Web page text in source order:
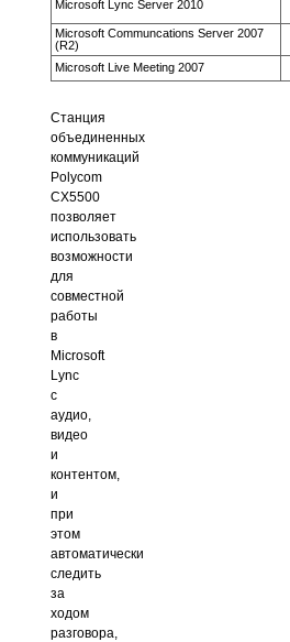
Microsoft Lync Server 2010
Microsoft Communcations Server 2007
(R2)
Microsoft Live Meeting 2007
Станция
объединенных
коммуникаций
Polycom
CX5500
позволяет
использовать
возможности
для
совместной
работы
в
Microsoft
Lync
с
аудио,
видео
и
контентом,
и
при
этом
автоматически
следить
за
ходом
разговора,